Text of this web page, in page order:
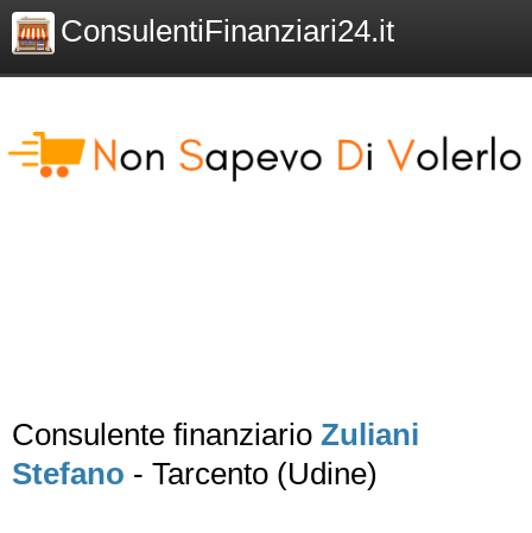
ConsulentiFinanziari24.it
Consulente finanziario Zuliani
Stefano - Tarcento (Udine)